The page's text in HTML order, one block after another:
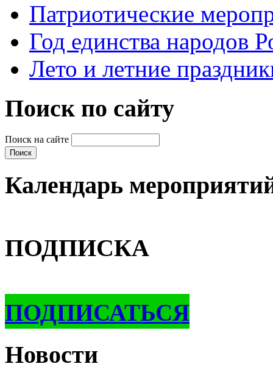
Патриотические
Год единства народов
Лето и летние
Поиск по сайту
Поиск на сайте
Календарь
ПОДПИСКА
ПОДПИСАТЬСЯ
Новости